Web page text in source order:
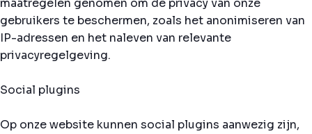
maatregelen genomen om de privacy van onze
gebruikers te beschermen, zoals het anonimiseren van
IP-adressen en het naleven van relevante
privacyregelgeving.
Social plugins
Op onze website kunnen social plugins aanwezig zijn,